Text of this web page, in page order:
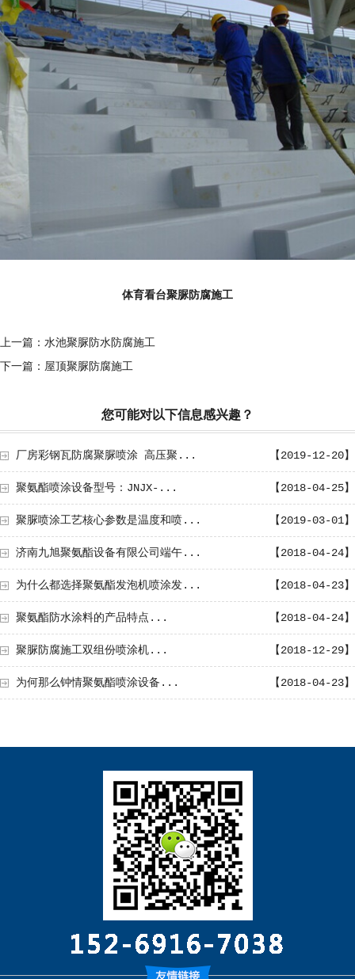
体育看台聚脲防腐施工
上一篇：水池聚脲防水防腐施工
下一篇：屋顶聚脲防腐施工
您可能对以下信息感兴趣？
【2019-12-20】
厂房彩钢瓦防腐聚脲喷涂 高压聚...
【2018-04-25】
聚氨酯喷涂设备型号：JNJX-...
【2019-03-01】
聚脲喷涂工艺核心参数是温度和喷...
【2018-04-24】
济南九旭聚氨酯设备有限公司端午...
【2018-04-23】
为什么都选择聚氨酯发泡机喷涂发...
【2018-04-24】
聚氨酯防水涂料的产品特点...
【2018-12-29】
聚脲防腐施工双组份喷涂机...
【2018-04-23】
为何那么钟情聚氨酯喷涂设备...